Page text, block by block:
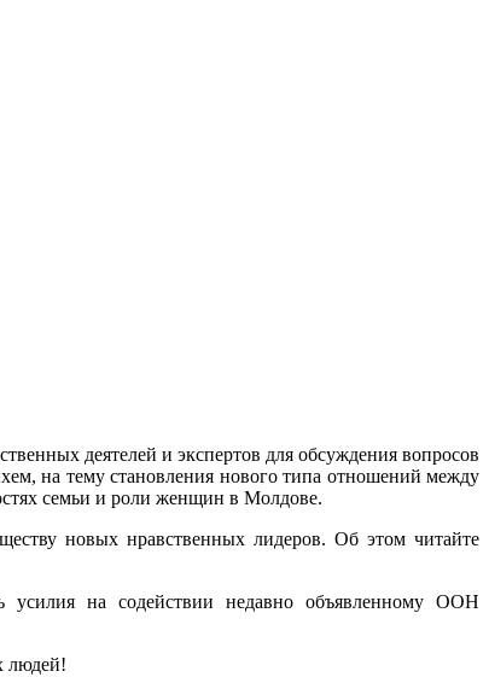
деятелей и экспертов для обсуждения вопросов
на тему становления нового типа отношений между
семьи и роли женщин в Молдове.
новых нравственных лидеров. Об этом читайте
усилия на содействии недавно объявленному ООН
людей!